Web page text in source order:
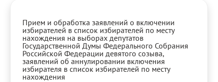
Прием и обработка заявлений о включении
избирателей в список избирателей по месту
нахождения на выборах депутатов
Государственной Думы Федерального Собрания
Российской Федерации девятого созыва,
заявлений об аннулировании включения
избирателя в список избирателей по месту
нахождения